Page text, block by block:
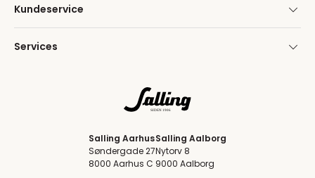
Kundeservice
Services
Salling Aarhus
Søndergade 27
8000 Aarhus C
Salling Aalborg
Nytorv 8
9000 Aalborg